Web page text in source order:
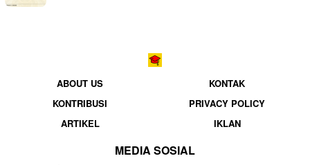
ABOUT US
KONTAK
KONTRIBUSI
PRIVACY POLICY
ARTIKEL
IKLAN
MEDIA SOSIAL